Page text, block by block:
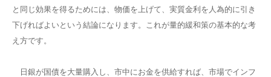
と同じ効果を得るためには、物価を上げて、実質金利を人為的に引き
下げればよいという結論になります。これが量的緩和策の基本的な考
え方です。
日銀が国債を大量購入し、市中にお金を供給すれば、市場でインフ